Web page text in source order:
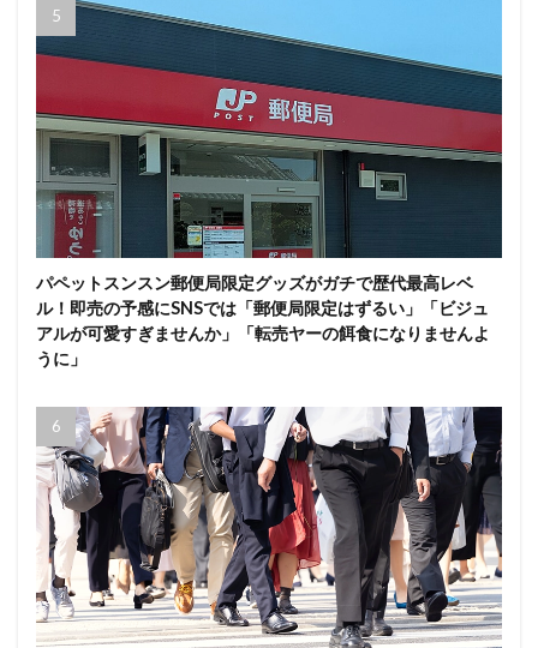
パペットスンスン郵便局限定グッズがガチで歴代最高レベ
ル！即売の予感にSNSでは「郵便局限定はずるい」「ビジュ
アルが可愛すぎませんか」「転売ヤーの餌食になりませんよ
うに」